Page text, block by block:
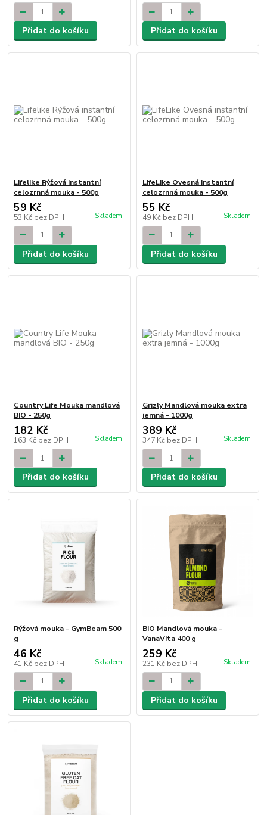
Přidat do košíku Přidat do košíku
Lifelike Rýžová instantní
celozrnná mouka - 500g
59 Kč
53 Kč bez DPH Skladem
Přidat do košíku
LifeLike Ovesná instantní
celozrnná mouka - 500g
55 Kč
49 Kč bez DPH Skladem
Přidat do košíku
Country Life Mouka mandlová
BIO - 250g
182 Kč
163 Kč bez DPH Skladem
Přidat do košíku
Grizly Mandlová mouka extra
jemná - 1000g
389 Kč
347 Kč bez DPH Skladem
Přidat do košíku
Rýžová mouka - GymBeam 500
g
46 Kč
41 Kč bez DPH Skladem
Přidat do košíku
BIO Mandlová mouka -
VanaVita 400 g
259 Kč
231 Kč bez DPH Skladem
Přidat do košíku